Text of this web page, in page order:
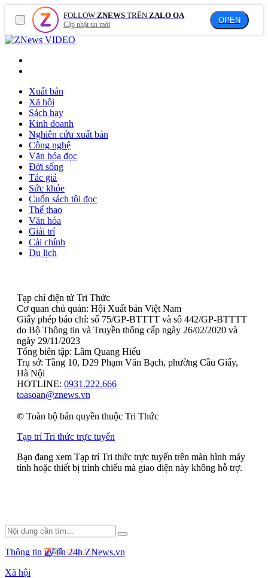
FOLLOW ZNEWS TRÊN ZALO OA
Cập nhật tin mới OPEN
VIDEO
Xuất bản
Xã hội
Sách hay
Kinh doanh
Nghiên cứu xuất bản
Công nghệ
Văn hóa đọc
Đời sống
Tác giả
Sức khỏe
Cuốn sách tôi đọc
Thể thao
Văn hóa
Giải trí
Cải chính
Du lịch
Tạp chí điện tử Tri Thức
Cơ quan chủ quản: Hội Xuất bản Việt Nam
Giấy phép báo chí: số 75/GP-BTTTT và số 442/GP-BTTTT
do Bộ Thông tin và Truyền thông cấp ngày 26/02/2020 và
ngày 29/11/2023
Tổng biên tập: Lâm Quang Hiếu
Trụ sở: Tầng 10, D29 Phạm Văn Bạch, phường Cầu Giấy,
Hà Nội
HOTLINE: 0931.222.666
toasoan@znews.vn
© Toàn bộ bản quyền thuộc Tri Thức
Tạp trí Tri thức trực tuyến
Bạn đang xem Tạp trí Tri thức trực tuyến trên màn hình máy
tính hoặc thiết bị trình chiếu mà giao diện này không hỗ trợ.
Thông tin uy tín 24h ZNews.vn
Xã hội